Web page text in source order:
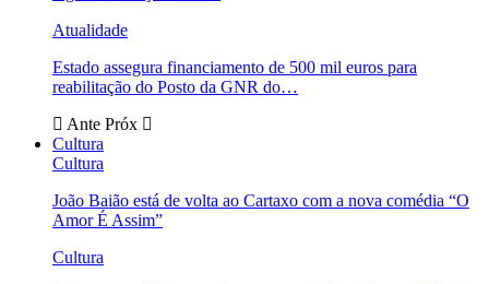
Atualidade
Estado assegura financiamento de 500 mil euros para
reabilitação do Posto da GNR do…
Ante Próx
Cultura
Cultura
João Baião está de volta ao Cartaxo com a nova comédia “O
Amor É Assim”
Cultura